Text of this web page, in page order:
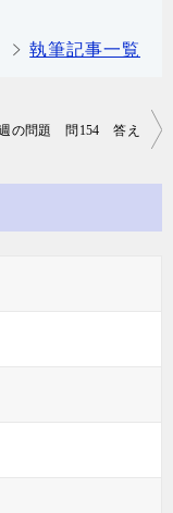
執筆記事一覧
の問題 問154 答え